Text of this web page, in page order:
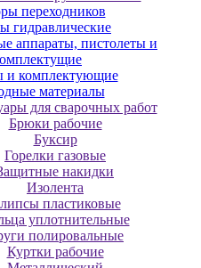
переходников
гидравлические
аппараты, пистолеты и
и комплектующие
материалы
для сварочных работ
Брюки рабочие
Буксир
Горелки газовые
накидки
Изолента
пластиковые
уплотнительные
полировальные
Куртки рабочие